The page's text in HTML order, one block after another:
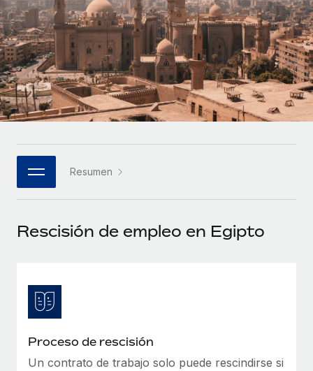
INFRAESTRUCTURA
Conexión Remote
Integra los RR. HH. en tus flujos de trabajo sin
complicaciones.
Plataforma
Funciones esenciales de RR. HH. integradas para tu
Conectar
Conecta cualquier herramienta de IA con Remote
Optimiza los procesos con herramientas empresariales
SERVICIOS
Obtén ayuda de gente experta en RR. HH. globales
y cumplimiento normativo.
Mediana empresa
Amplía tu equipo con soluciones de RR. HH.
personalizadas.
Empresa
RR. HH. globales para grandes empresas.
ASOCIARSE
Socios tecnológicos estratégicos
Integra la gestión de los RR. HH. globales en tu
Asociarse
Consultoría de integraciones y automatización con IA.
CASOS PRÁCTICOS
Guías y recursos
Casos prácticos
Glosario de RR. HH.
Listas de verificación y plantillas
Biblioteca de descripciones de puestos
Webinarios
Información sobre salarios y talento
Obtén ayuda
Español
Italiano
Português (Portugal)
日本語
한국어
中文（简体）Resumen
Rescisión de empleo en Egipto
Proceso de rescisión
Un contrato de trabajo solo puede rescindirse si